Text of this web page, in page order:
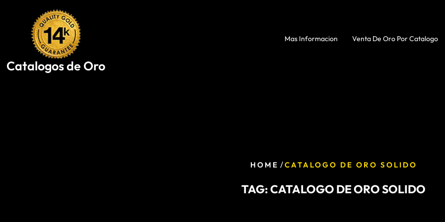
Catalogos de Oro
Mas Informacion Venta De Oro Por Catalogo
HOME /CATALOGO DE ORO SOLIDO
TAG:CATALOGO DE ORO SOLIDO